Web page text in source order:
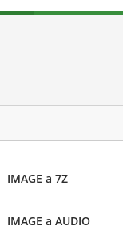
IMAGE a 7Z
IMAGE a AUDIO